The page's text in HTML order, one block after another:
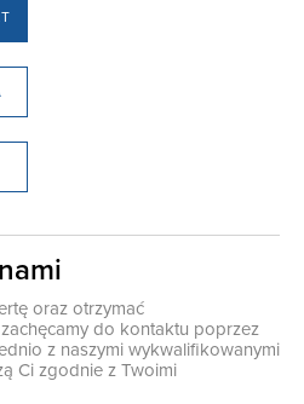
oraz otrzymać
do kontaktu poprzez
z naszymi wykwalifikowanymi
Ci zgodnie z Twoimi